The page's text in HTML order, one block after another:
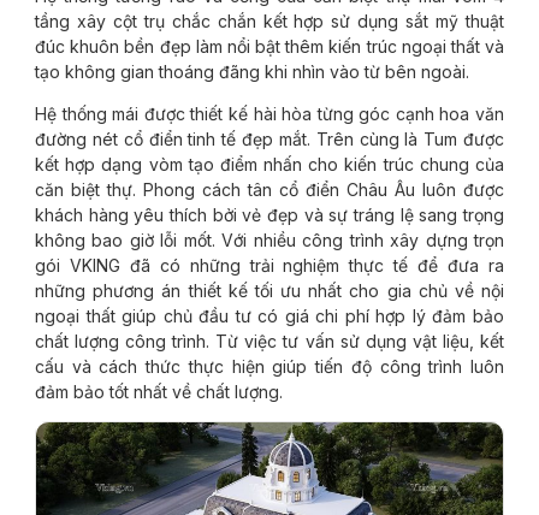
tầng xây cột trụ chắc chắn kết hợp sử dụng sắt mỹ thuật
đúc khuôn bền đẹp làm nổi bật thêm kiến trúc ngoại thất và
tạo không gian thoáng đãng khi nhìn vào từ bên ngoài.
Hệ thống mái được thiết kế hài hòa từng góc cạnh hoa văn
đường nét cổ điển tinh tế đẹp mắt. Trên cùng là Tum được
kết hợp dạng vòm tạo điểm nhấn cho kiến trúc chung của
căn biệt thự. Phong cách tân cổ điển Châu Âu luôn được
khách hàng yêu thích bởi vẻ đẹp và sự tráng lệ sang trọng
không bao giờ lỗi mốt. Với nhiều công trình xây dựng trọn
gói VKING đã có những trải nghiệm thực tế để đưa ra
những phương án thiết kế tối ưu nhất cho gia chủ về nội
ngoại thất giúp chủ đầu tư có giá chi phí hợp lý đảm bảo
chất lượng công trình. Từ việc tư vấn sử dụng vật liệu, kết
cấu và cách thức thực hiện giúp tiến độ công trình luôn
đảm bảo tốt nhất về chất lượng.